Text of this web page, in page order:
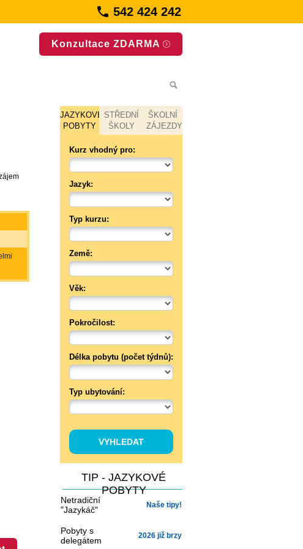
542 424 242
Konzultace ZDARMA
JAZYKOVÉ
POBYTY
STŘEDNÍ
ŠKOLY
ŠKOLNÍ
ZÁJEZDY
Kurz vhodný pro:
Jazyk:
Typ kurzu:
Země:
Věk:
Pokročilost:
Délka pobytu (počet týdnů):
Typ ubytování:
TIP - JAZYKOVÉ
POBYTY
Netradiční
"Jazykáč"
Naše tipy!
Pobyty s
delegátem
2026 již brzy